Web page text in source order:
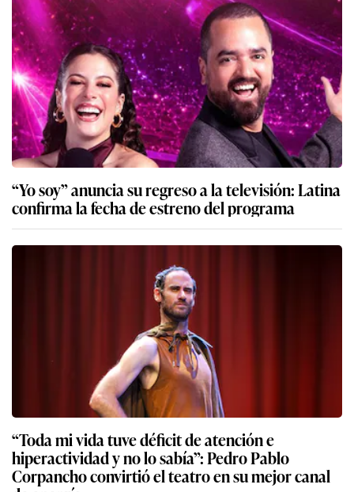
“Yo soy” anuncia su regreso a la televisión: Latina
confirma la fecha de estreno del programa
“Toda mi vida tuve déficit de atención e
hiperactividad y no lo sabía”: Pedro Pablo
Corpancho convirtió el teatro en su mejor canal